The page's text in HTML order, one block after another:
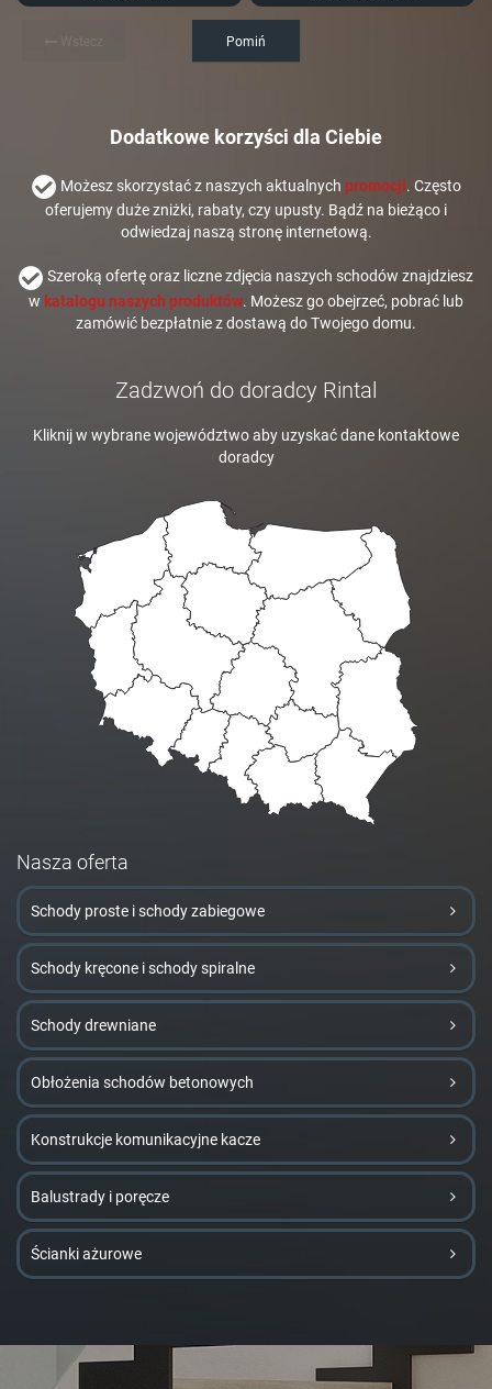
Pomiń
Dodatkowe korzyści dla Ciebie
Możesz skorzystać z naszych aktualnych promocji. Często
oferujemy duże zniżki, rabaty, czy upusty. Bądź na bieżąco i
odwiedzaj naszą stronę internetową.
Szeroką ofertę oraz liczne zdjęcia naszych schodów znajdziesz
w katalogu naszych produktów. Możesz go obejrzeć, pobrać lub
zamówić bezpłatnie z dostawą do Twojego domu.
Zadzwoń do doradcy Rintal
Kliknij w wybrane województwo aby uzyskać dane kontaktowe
doradcy
Nasza oferta
Schody proste i schody zabiegowe
Schody kręcone i schody spiralne
Schody drewniane
Obłożenia schodów betonowych
Konstrukcje komunikacyjne kacze
Balustrady i poręcze
Ścianki ażurowe